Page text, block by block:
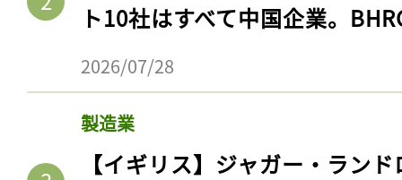
ト10社はすべて中国企業。
2026/07/28
製造業
【イギリス】ジャガー・ラン